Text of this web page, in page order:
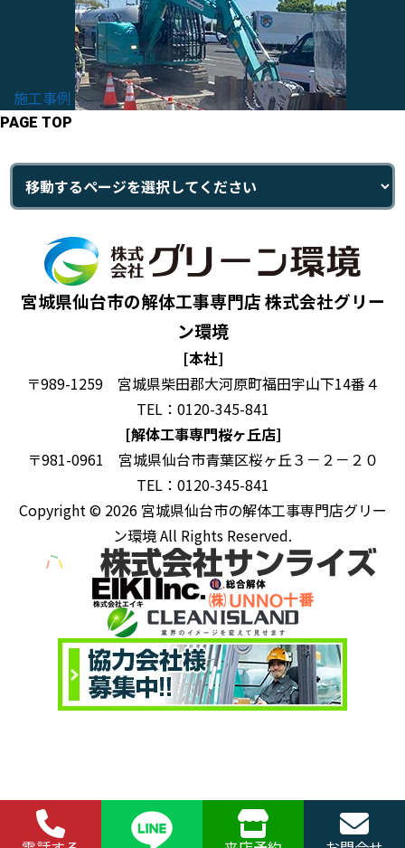
施工事例
PAGE TOP
宮城県仙台市の解体工事専門店 株式会社グリー
ン環境
[本社]
〒989-1259 宮城県柴田郡大河原町福田宇山下14番４
TEL：0120-345-841
[解体工事専門桜ヶ丘店]
〒981-0961 宮城県仙台市青葉区桜ヶ丘３－２－２０
TEL：0120-345-841
Copyright © 2026 宮城県仙台市の解体工事専門店グリー
ン環境 All Rights Reserved.